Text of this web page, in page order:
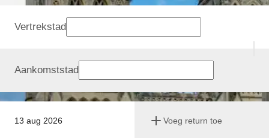
13 aug 2026 Voeg return toe
Vertrekstad
Aankomststad